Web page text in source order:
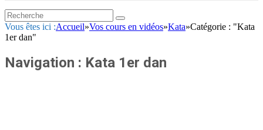
Vous êtes ici :Accueil»Vos cours en vidéos»Kata»Catégorie : "Kata
1er dan"
Navigation : Kata 1er dan